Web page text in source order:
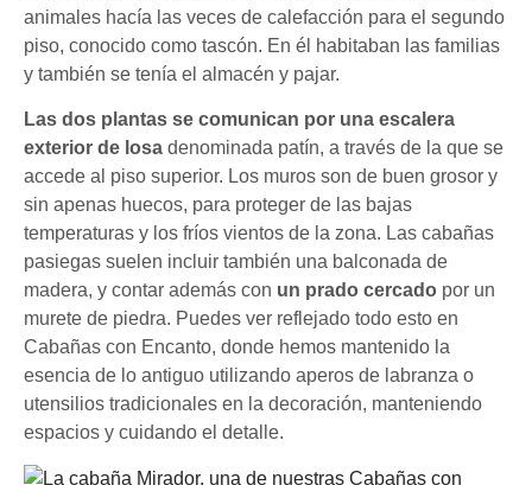
animales hacía las veces de calefacción para el segundo
piso, conocido como tascón. En él habitaban las familias
y también se tenía el almacén y pajar.
Las dos plantas se comunican por una escalera
exterior de losa denominada patín, a través de la que se
accede al piso superior. Los muros son de buen grosor y
sin apenas huecos, para proteger de las bajas
temperaturas y los fríos vientos de la zona. Las cabañas
pasiegas suelen incluir también una balconada de
madera, y contar además con un prado cercado por un
murete de piedra. Puedes ver reflejado todo esto en
Cabañas con Encanto, donde hemos mantenido la
esencia de lo antiguo utilizando aperos de labranza o
utensilios tradicionales en la decoración, manteniendo
espacios y cuidando el detalle.